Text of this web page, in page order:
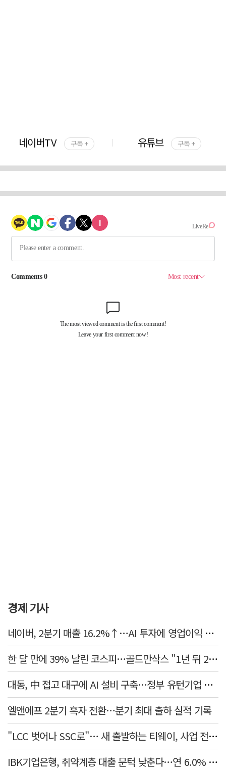
네이버TV 구독 + 유튜브 구독 +
경제 기사
네이버, 2분기 매출 16.2%↑…AI 투자에 영업이익 소폭 감소
한 달 만에 39% 날린 코스피…골드만삭스 "1년 뒤 2배" 예상, 왜?
대동, 中 접고 대구에 AI 설비 구축…정부 유턴기업 선정
엘앤에프 2분기 흑자 전환…분기 최대 출하 실적 기록
"LCC 벗어나 SSC로"… 새 출발하는 티웨이, 사업 전략 발표
IBK기업은행, 취약계층 대출 문턱 낮춘다…연 6.0% 'i-ONE 햇살론 특례보증' 비대면 출시